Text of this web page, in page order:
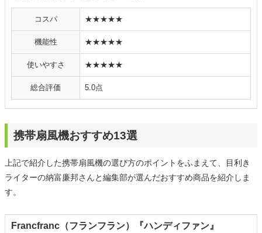
コスパ ★★★★★
機能性 ★★★★★
使いやすさ ★★★★★
総合評価 5.0点
携帯扇風機おすすめ13選
上記で紹介した携帯扇風機の選び方のポイントをふまえて、目利き
ライターの納富廉邦さんと編集部が選んだおすすめ商品を紹介しま
す。
Francfranc（フランフラン）『ハンディファン』